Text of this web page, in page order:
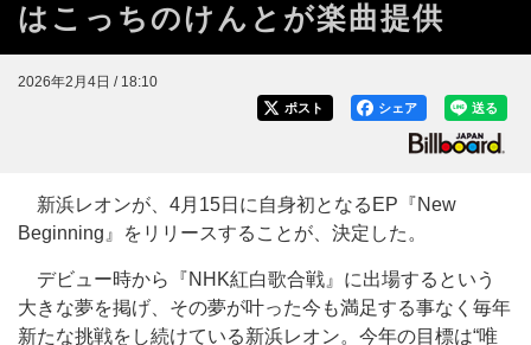
はこっちのけんとが楽曲提供
2026年2月4日 / 18:10
送る
シェア
ポスト
新浜レオンが、4月15日に自身初となるEP『New
Beginning』をリリースすることが、決定した。
デビュー時から『NHK紅白歌合戦』に出場するという
大きな夢を掲げ、その夢が叶った今も満足する事なく毎年
新たな挑戦をし続けている新浜レオン。今年の目標は“唯